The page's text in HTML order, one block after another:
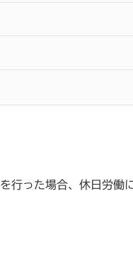
行った場合、休日労働